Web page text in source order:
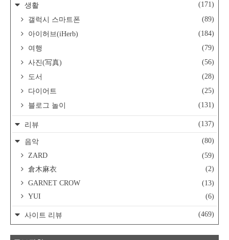
생활
(171)
갤럭시 스마트폰
(89)
아이허브(iHerb)
(184)
여행
(79)
사진(写真)
(56)
도서
(28)
다이어트
(25)
블로그 놀이
(131)
리뷰 (137)
음악
(80)
ZARD
(59)
倉木麻衣
(2)
GARNET CROW
(13)
YUI
(6)
사이트 리뷰 (469)